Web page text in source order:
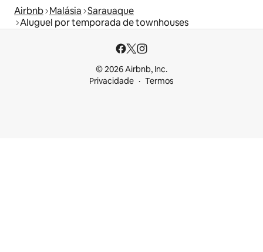
Airbnb Malásia Sarauaque
Aluguel por temporada de townhouses
© 2026 Airbnb, Inc.
Privacidade
Termos